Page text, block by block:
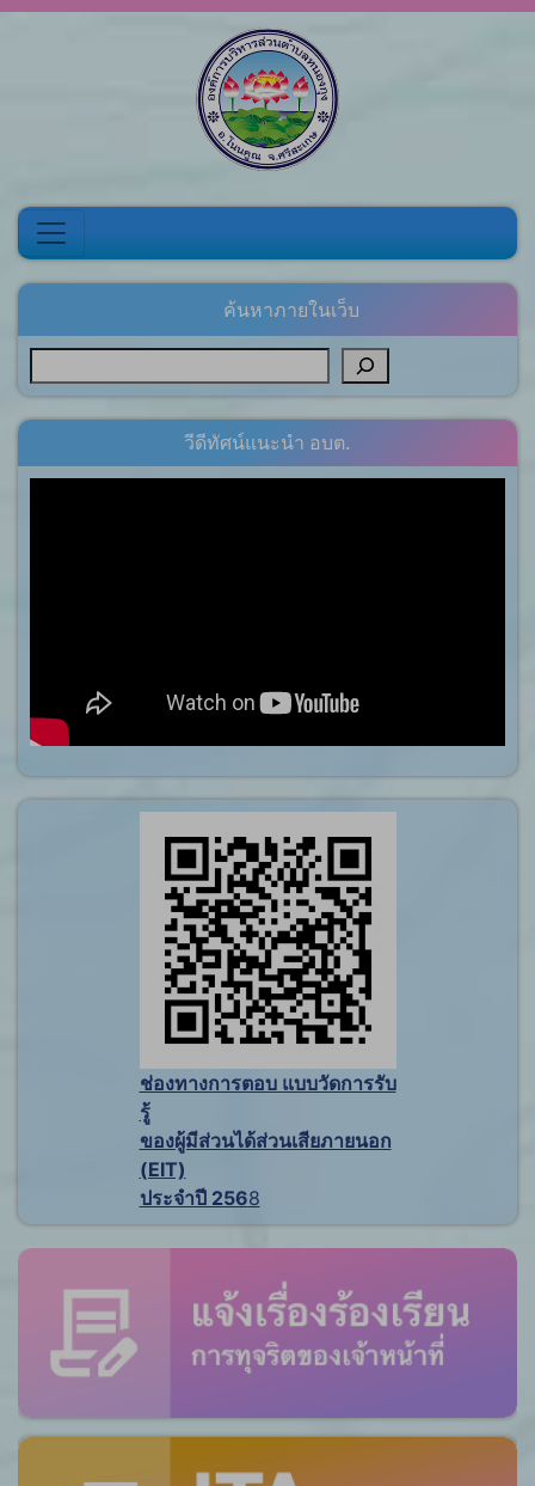
ค้นหาภายในเว็บ
วีดีทัศน์แนะนำ อบต.
ช่องทางการตอบ แบบวัดการรับ
รู้
ของผู้มีส่วนได้ส่วนเสียภายนอก
(EIT)
ประจำปี 2568